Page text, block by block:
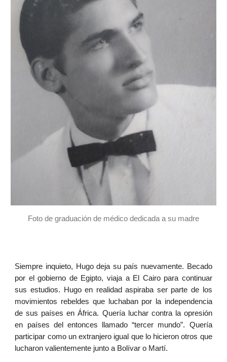
Foto de graduación de médico dedicada a su madre
Siempre inquieto, Hugo deja su país nuevamente. Becado
por el gobierno de Egipto, viaja a El Cairo para continuar
sus estudios. Hugo en realidad aspiraba ser parte de los
movimientos rebeldes que luchaban por la independencia
de sus países en África. Quería luchar contra la opresión
en países del entonces llamado “tercer mundo”. Quería
participar como un extranjero igual que lo hicieron otros que
lucharon valientemente junto a Bolívar o Martí.